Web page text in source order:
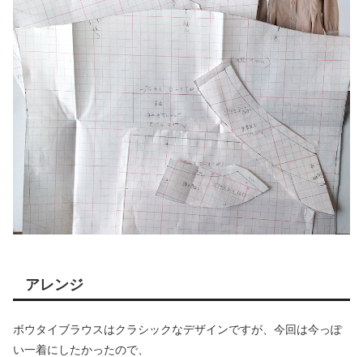
アレンジ
ボウタイブラウスはクラシックなデザインですが、今回は今っぽ
い一着にしたかったので、